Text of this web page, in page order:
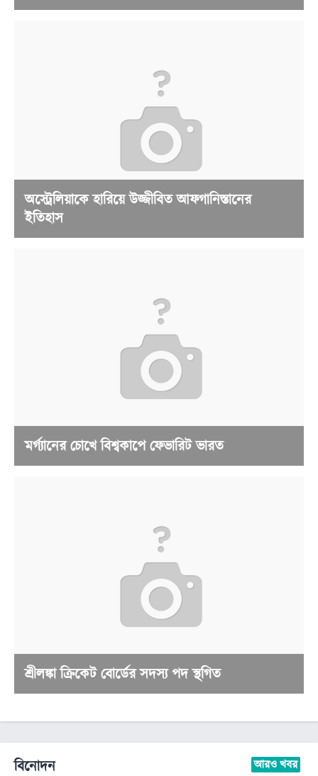
অস্ট্রেলিয়াকে হারিয়ে উজ্জীবিত আফগানিস্তানের
ইতিহাস
মর্গ্যানের চোখে বিশ্বকাপে ফেভারিট ভারত
শ্রীলঙ্কা ক্রিকেট বোর্ডের সদস্য পদ স্থগিত
বিনোদন আরও খবর